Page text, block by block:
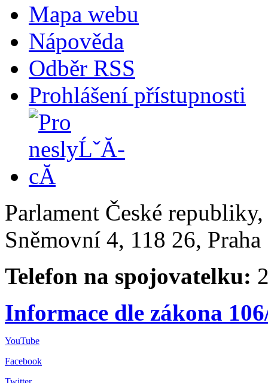
Mapa webu
Nápověda
Odběr RSS
Prohlášení přístupnosti
Parlament České
Sněmovní 4, 118 26,
Telefon na spojovatelku:
Informace dle zákona
YouTube
Facebook